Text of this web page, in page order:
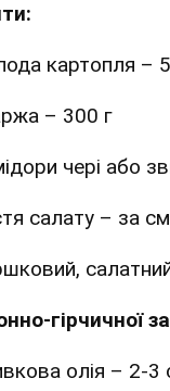
картопля –
– 300 г
чері або
салату – за
гірчичної
олія – 2-3